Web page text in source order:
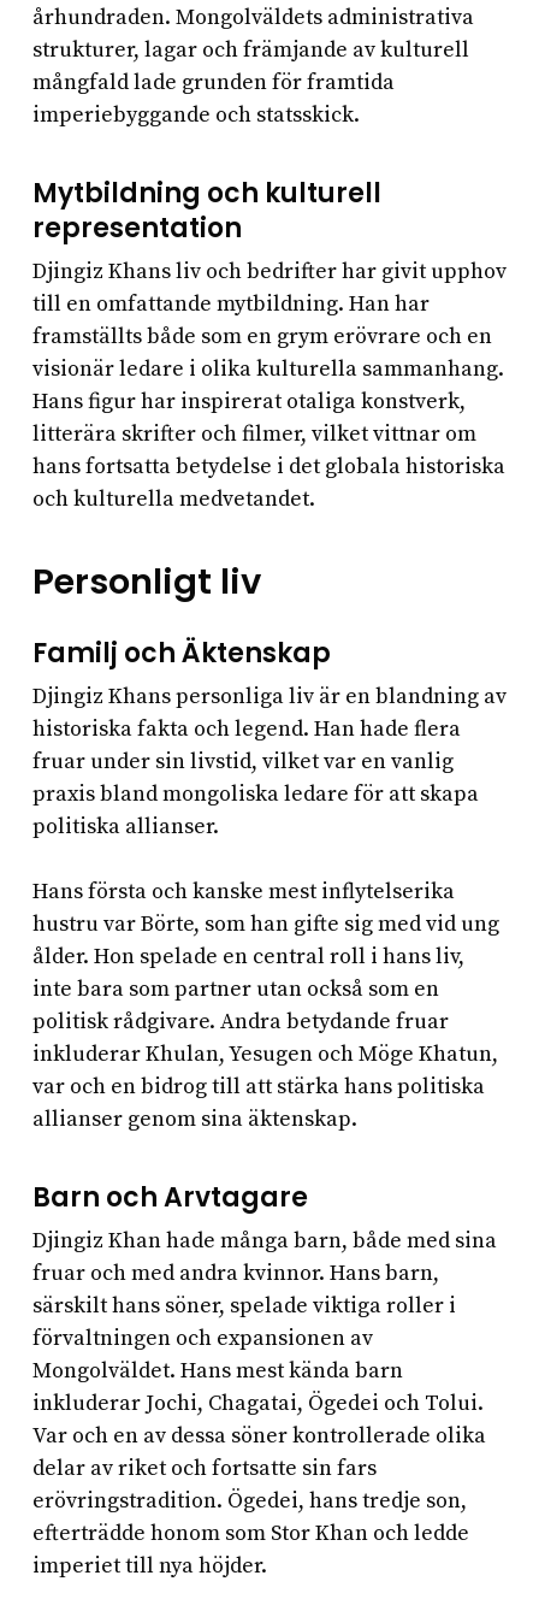
århundraden. Mongolväldets administrativa
strukturer, lagar och främjande av kulturell
mångfald lade grunden för framtida
imperiebyggande och statsskick.
Mytbildning och kulturell
representation
Djingiz Khans liv och bedrifter har givit upphov
till en omfattande mytbildning. Han har
framställts både som en grym erövrare och en
visionär ledare i olika kulturella sammanhang.
Hans figur har inspirerat otaliga konstverk,
litterära skrifter och filmer, vilket vittnar om
hans fortsatta betydelse i det globala historiska
och kulturella medvetandet.
Personligt liv
Familj och Äktenskap
Djingiz Khans personliga liv är en blandning av
historiska fakta och legend. Han hade flera
fruar under sin livstid, vilket var en vanlig
praxis bland mongoliska ledare för att skapa
politiska allianser.
Hans första och kanske mest inflytelserika
hustru var Börte, som han gifte sig med vid ung
ålder. Hon spelade en central roll i hans liv,
inte bara som partner utan också som en
politisk rådgivare. Andra betydande fruar
inkluderar Khulan, Yesugen och Möge Khatun,
var och en bidrog till att stärka hans politiska
allianser genom sina äktenskap.
Barn och Arvtagare
Djingiz Khan hade många barn, både med sina
fruar och med andra kvinnor. Hans barn,
särskilt hans söner, spelade viktiga roller i
förvaltningen och expansionen av
Mongolväldet. Hans mest kända barn
inkluderar Jochi, Chagatai, Ögedei och Tolui.
Var och en av dessa söner kontrollerade olika
delar av riket och fortsatte sin fars
erövringstradition. Ögedei, hans tredje son,
efterträdde honom som Stor Khan och ledde
imperiet till nya höjder.